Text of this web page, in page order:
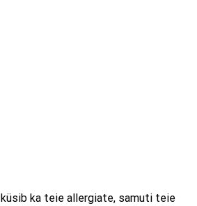
ka teie allergiate, samuti teie